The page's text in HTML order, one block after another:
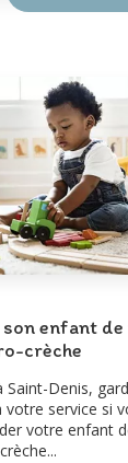
enfant de
crèche
Saint-Denis,
votre service si
votre enfant